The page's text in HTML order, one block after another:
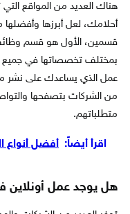
هناك العديد من المواقع
أحلامك، لعل أبرزها
قسمين، الأول هو قسم
بمختلف تخصصاتها في جميع
عمل الذي يساعدك على نشر
من الشركات بتصفحها
متطلباتهم.
اقرأ أيضاً: أفضل أنواع
هل يوجد عمل أونلاين